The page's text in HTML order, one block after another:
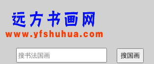
Skip
content